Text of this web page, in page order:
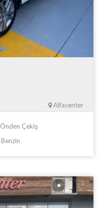
Alfacenter
Önden Çekiş
Benzin